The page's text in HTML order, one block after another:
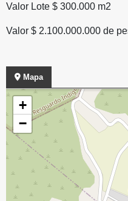
Valor Lote $ 300.000 m2
Valor $ 2.100.000.000 de
Mapa
+
−